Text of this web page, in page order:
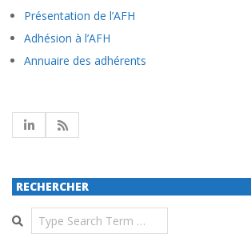
Présentation de l’AFH
Adhésion à l’AFH
Annuaire des adhérents
RECHERCHER
Search